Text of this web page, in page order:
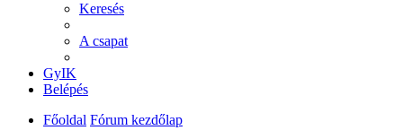
Keresés
A csapat
GyIK
Belépés
Főoldal Fórum kezdőlap